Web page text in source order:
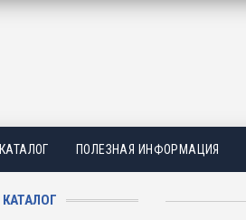
КАТАЛОГ ПОЛЕЗНАЯ ИНФОРМАЦИЯ
КАТАЛОГ